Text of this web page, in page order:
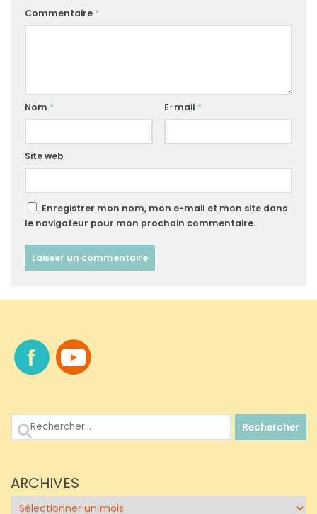
Commentaire *
Nom * E-mail *
Site web
Enregistrer mon nom, mon e-mail et mon site dans
le navigateur pour mon prochain commentaire.
Rechercher :
ARCHIVES
Archives